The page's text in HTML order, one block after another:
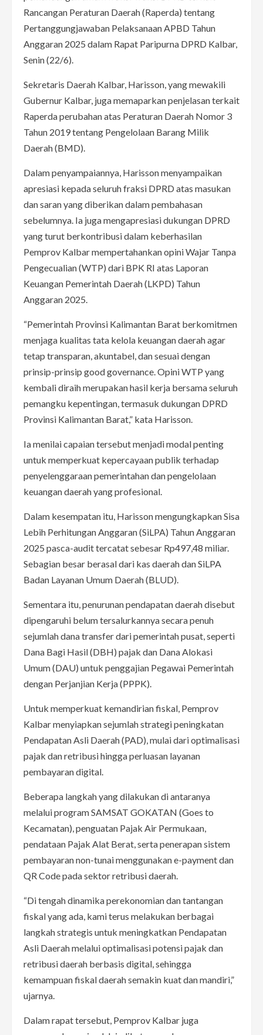
Rancangan Peraturan Daerah (Raperda) tentang
Pertanggungjawaban Pelaksanaan APBD Tahun
Anggaran 2025 dalam Rapat Paripurna DPRD Kalbar,
Senin (22/6).
Sekretaris Daerah Kalbar, Harisson, yang mewakili
Gubernur Kalbar, juga memaparkan penjelasan terkait
Raperda perubahan atas Peraturan Daerah Nomor 3
Tahun 2019 tentang Pengelolaan Barang Milik
Daerah (BMD).
Dalam penyampaiannya, Harisson menyampaikan
apresiasi kepada seluruh fraksi DPRD atas masukan
dan saran yang diberikan dalam pembahasan
sebelumnya. Ia juga mengapresiasi dukungan DPRD
yang turut berkontribusi dalam keberhasilan
Pemprov Kalbar mempertahankan opini Wajar Tanpa
Pengecualian (WTP) dari BPK RI atas Laporan
Keuangan Pemerintah Daerah (LKPD) Tahun
Anggaran 2025.
“Pemerintah Provinsi Kalimantan Barat berkomitmen
menjaga kualitas tata kelola keuangan daerah agar
tetap transparan, akuntabel, dan sesuai dengan
prinsip-prinsip good governance. Opini WTP yang
kembali diraih merupakan hasil kerja bersama seluruh
pemangku kepentingan, termasuk dukungan DPRD
Provinsi Kalimantan Barat,” kata Harisson.
Ia menilai capaian tersebut menjadi modal penting
untuk memperkuat kepercayaan publik terhadap
penyelenggaraan pemerintahan dan pengelolaan
keuangan daerah yang profesional.
Dalam kesempatan itu, Harisson mengungkapkan Sisa
Lebih Perhitungan Anggaran (SiLPA) Tahun Anggaran
2025 pasca-audit tercatat sebesar Rp497,48 miliar.
Sebagian besar berasal dari kas daerah dan SiLPA
Badan Layanan Umum Daerah (BLUD).
Sementara itu, penurunan pendapatan daerah disebut
dipengaruhi belum tersalurkannya secara penuh
sejumlah dana transfer dari pemerintah pusat, seperti
Dana Bagi Hasil (DBH) pajak dan Dana Alokasi
Umum (DAU) untuk penggajian Pegawai Pemerintah
dengan Perjanjian Kerja (PPPK).
Untuk memperkuat kemandirian fiskal, Pemprov
Kalbar menyiapkan sejumlah strategi peningkatan
Pendapatan Asli Daerah (PAD), mulai dari optimalisasi
pajak dan retribusi hingga perluasan layanan
pembayaran digital.
Beberapa langkah yang dilakukan di antaranya
melalui program SAMSAT GOKATAN (Goes to
Kecamatan), penguatan Pajak Air Permukaan,
pendataan Pajak Alat Berat, serta penerapan sistem
pembayaran non-tunai menggunakan e-payment dan
QR Code pada sektor retribusi daerah.
“Di tengah dinamika perekonomian dan tantangan
fiskal yang ada, kami terus melakukan berbagai
langkah strategis untuk meningkatkan Pendapatan
Asli Daerah melalui optimalisasi potensi pajak dan
retribusi daerah berbasis digital, sehingga
kemampuan fiskal daerah semakin kuat dan mandiri,”
ujarnya.
Dalam rapat tersebut, Pemprov Kalbar juga